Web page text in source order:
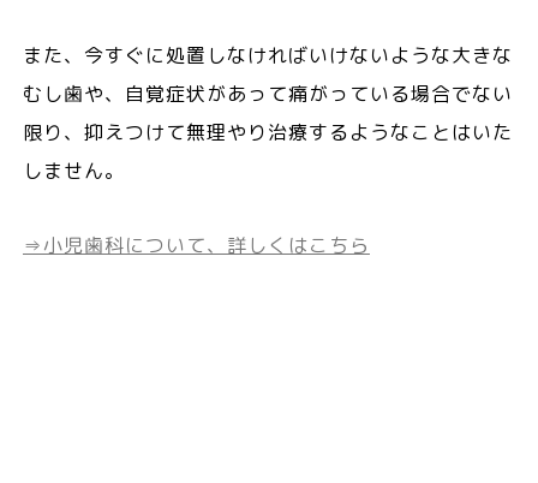
また、今すぐに処置しなければいけないような大きな
むし歯や、自覚症状があって痛がっている場合でない
限り、抑えつけて無理やり治療するようなことはいた
しません。
⇒小児歯科について、詳しくはこちら